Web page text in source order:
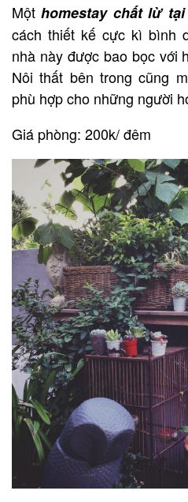
Mộthomestay chất lừ tại
cách thiết kế cực kì bình
nhà này được bao bọc với
Nôi thất bên trong cũng
phù hợp cho những người
Giá phòng: 200k/ đêm